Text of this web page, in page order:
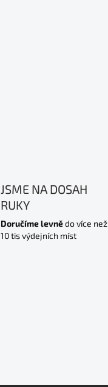
JSME NA DOSAH
RUKY
Doručíme levnědo více než
10 tis výdejních míst